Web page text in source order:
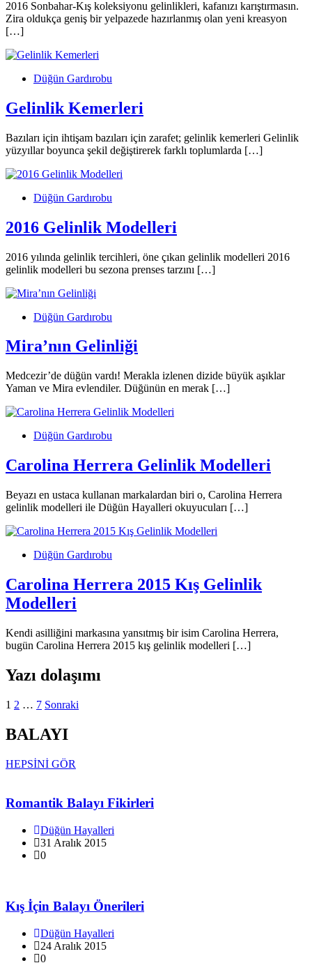
2016 Sonbahar-Kış koleksiyonu gelinlikleri, kafanızı karıştırmasın.
Zira oldukça geniş bir yelpazede hazırlanmış olan yeni kreasyon
[…]
Düğün Gardırobu
Gelinlik Kemerleri
Bazıları için ihtişam bazıları için zarafet; gelinlik kemerleri Gelinlik
yüzyıllar boyunca şekil değiştirerek farklı toplumlarda […]
Düğün Gardırobu
2016 Gelinlik Modelleri
2016 yılında gelinlik tercihleri, öne çıkan gelinlik modelleri 2016
gelinlik modelleri bu sezona prenses tarzını […]
Düğün Gardırobu
Mira’nın Gelinliği
Medcezir’de düğün vardı! Merakla izlenen dizide büyük aşıklar
Yaman ve Mira evlendiler. Düğünün en merak […]
Düğün Gardırobu
Carolina Herrera Gelinlik Modelleri
Beyazı en ustaca kullanan markalardan biri o, Carolina Herrera
gelinlik modelleri ile Düğün Hayalleri okuyucuları […]
Düğün Gardırobu
Carolina Herrera 2015 Kış Gelinlik
Modelleri
Kendi asilliğini markasına yansıtmış bir isim Carolina Herrera,
bugün Carolina Herrera 2015 kış gelinlik modelleri […]
Yazı dolaşımı
1 2 … 7 Sonraki
BALAYI
HEPSİNİ GÖR
Romantik Balayı Fikirleri
Düğün Hayalleri
31 Aralık 2015
0
Kış İçin Balayı Önerileri
Düğün Hayalleri
24 Aralık 2015
0